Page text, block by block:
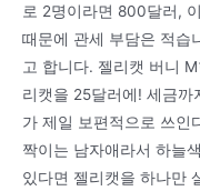
로 2명이라면 800달러,
때문에 관세 부담은 적습
고 합니다. 젤리캣 버니
리캣을 25달러에! 세금
가 제일 보편적으로 쓰인
짝이는 남자애라서 하늘
있다면 젤리캣을 하나만